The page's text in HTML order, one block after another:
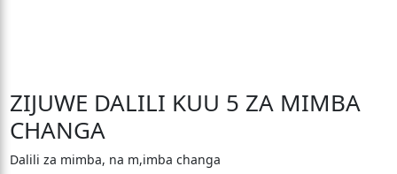
ZIJUWE DALILI KUU 5 ZA MIMBA
CHANGA
Dalili za mimba, na m,imba changa